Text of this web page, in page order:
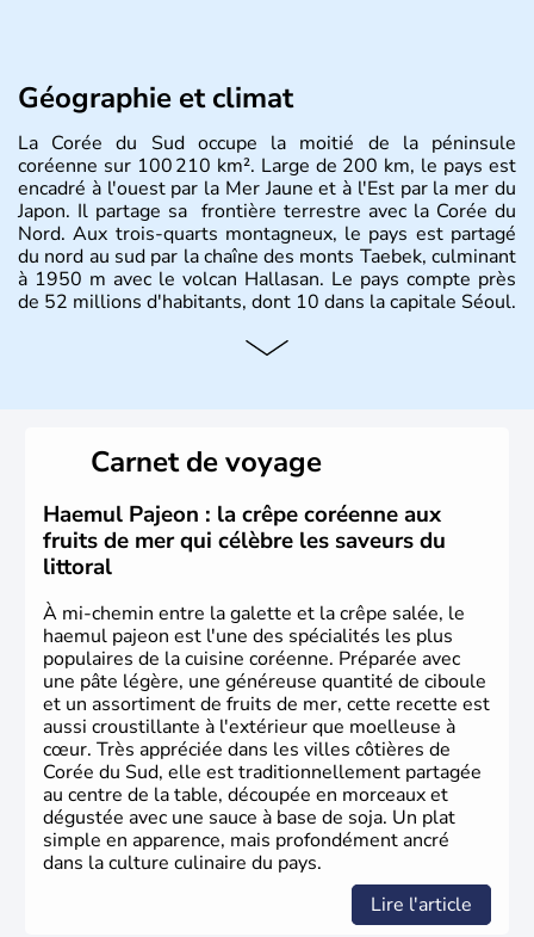
Géographie et climat
La Corée du Sud occupe la moitié de la péninsule
coréenne sur 100 210 km². Large de 200 km, le pays est
encadré à l'ouest par la Mer Jaune et à l'Est par la mer du
Japon. Il partage sa frontière terrestre avec la Corée du
Nord. Aux trois-quarts montagneux, le pays est partagé
du nord au sud par la chaîne des monts Taebek, culminant
à 1950 m avec le volcan Hallasan. Le pays compte près
de 52 millions d'habitants, dont 10 dans la capitale Séoul.
Histoire et administration
christianisme et le bouddhisme en sont les deux
principales religions. Ce pays partage sa culture avec la
Corée du Nord. Les Jeux Olympiques s’y sont déroulés en
1988, de même que la Coupe du Monde de football en
2002, en collaboration avec le Japon.
Carnet de voyage
Haemul Pajeon : la crêpe coréenne aux
fruits de mer qui célèbre les saveurs du
littoral
À mi-chemin entre la galette et la crêpe salée, le
haemul pajeon est l'une des spécialités les plus
populaires de la cuisine coréenne. Préparée avec
une pâte légère, une généreuse quantité de ciboule
et un assortiment de fruits de mer, cette recette est
aussi croustillante à l'extérieur que moelleuse à
cœur. Très appréciée dans les villes côtières de
Corée du Sud, elle est traditionnellement partagée
au centre de la table, découpée en morceaux et
dégustée avec une sauce à base de soja. Un plat
simple en apparence, mais profondément ancré
dans la culture culinaire du pays.
Lire l'article